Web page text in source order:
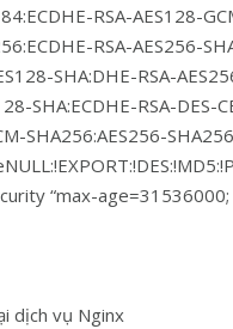
RSA-AES128-
RSA-AES256-
SHA:DHE-RSA-
SHA:ECDHE-RSA-DES-
SHA256:AES256-
“max-age=31536000;
dịch vụ Nginx